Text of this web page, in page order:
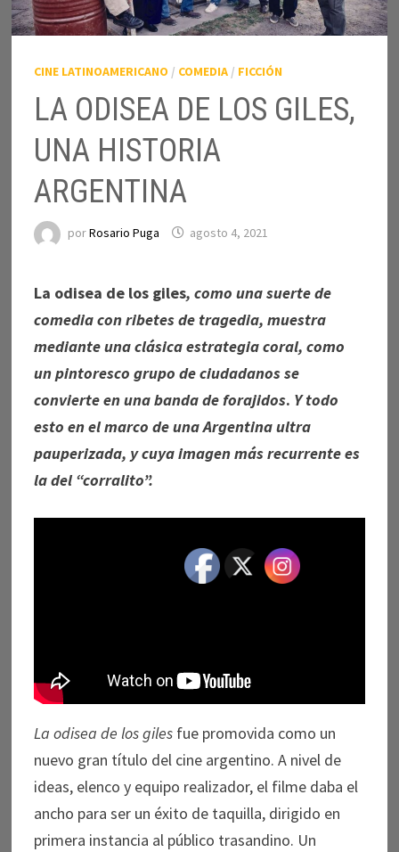
CINE LATINOAMERICANO / COMEDIA/ FICCIÓN
LA ODISEA DE LOS GILES,
UNA HISTORIA
ARGENTINA
porRosario Puga agosto 4, 2021
La odisea de los giles, como una suerte de
comedia con ribetes de tragedia, muestra
mediante una clásica estrategia coral, como
un pintoresco grupo de ciudadanos se
convierte en una banda de forajidos. Y todo
esto en el marco de una Argentina ultra
pauperizada, y cuya imagen más recurrente es
la del “corralito”.
La odisea de los gilesfue promovida como un
nuevo gran título del cine argentino. A nivel de
ideas, elenco y equipo realizador, el filme daba el
ancho para ser un éxito de taquilla, dirigido en
primera instancia al público trasandino. Un